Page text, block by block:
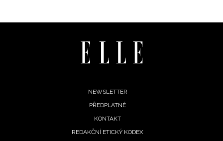
NEWSLETTER
PŘEDPLATNÉ
KONTAKT
REDAKČNÍ ETICKÝ KODEX